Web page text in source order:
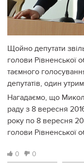
Щойно депутати
голови Рівненської
таємного
депутатів, один
Нагадаємо, що
раду з 8 вересня
року по 8 вересня
голови Рівненської
0 0